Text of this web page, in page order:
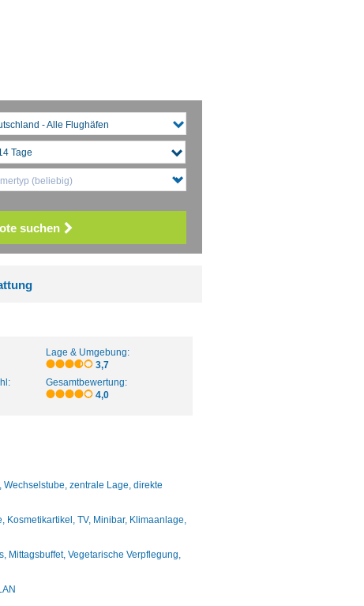
- Alle Flughäfen
(beliebig)
suchen
Lage & Umgebung:
3,7
Gesamtbewertung:
4,0
zentrale Lage, direkte
TV, Minibar, Klimaanlage,
Mittagsbuffet, Vegetarische Verpflegung,